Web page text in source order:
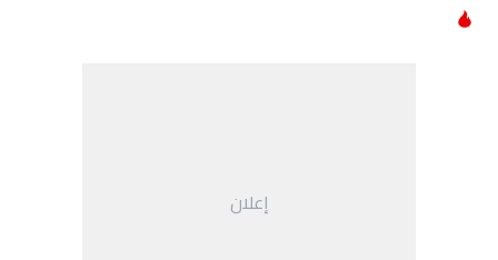
إعلان